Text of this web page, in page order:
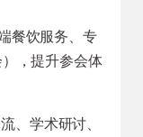
餐饮服务、专
，提升参会体
、学术研讨、